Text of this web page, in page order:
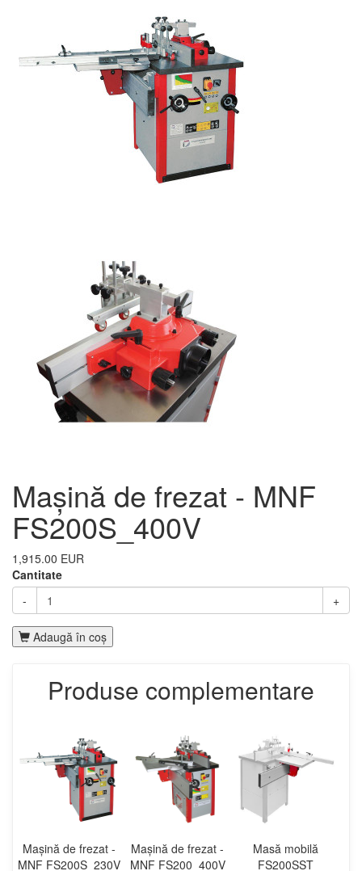
Mașină de frezat - MNF
FS200S_400V
1,915.00 EUR
Cantitate
-
+
Adaugă în coş
Produse complementare
Mașină de frezat -
MNF FS200S_230V
Mașină de frezat -
MNF FS200_400V
Masă mobilă
FS200SST